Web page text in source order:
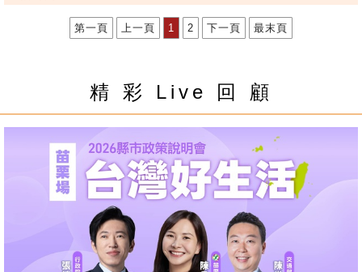
第一頁 上一頁 1 2 下一頁 最末頁
精 彩 Live 回 顧